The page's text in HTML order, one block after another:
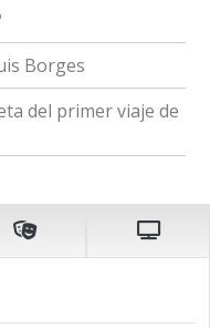
Borges
del primer viaje de